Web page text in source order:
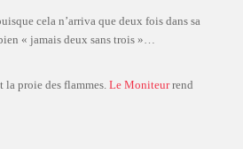
cela n’arriva que deux fois dans sa
« jamais deux sans trois »…
la proie des flammes. Le Moniteurrend